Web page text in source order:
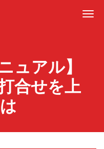
ュアル】
合せを上
は